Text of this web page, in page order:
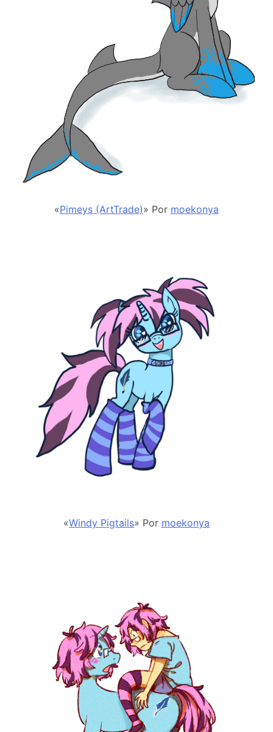
«Pimeys (ArtTrade)» Por moekonya
«Windy Pigtails» Por moekonya